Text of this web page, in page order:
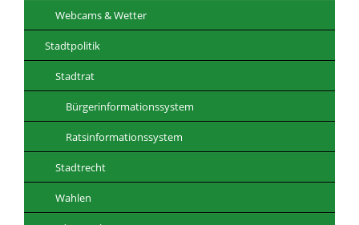
Webcams & Wetter
Stadtpolitik
Stadtrat
Bürgerinformationssystem
Ratsinformationssystem
Stadtrecht
Wahlen